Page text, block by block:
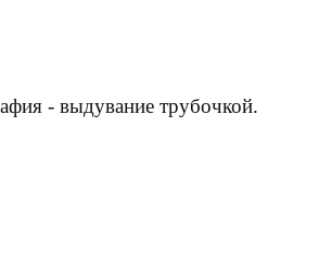
- выдувание трубочкой.